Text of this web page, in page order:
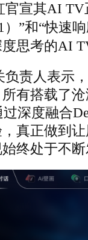
宣其AI TV
）”和“快速
思考的AI
负责人表示
有搭载了
过深度融合
真正做到
终处于不